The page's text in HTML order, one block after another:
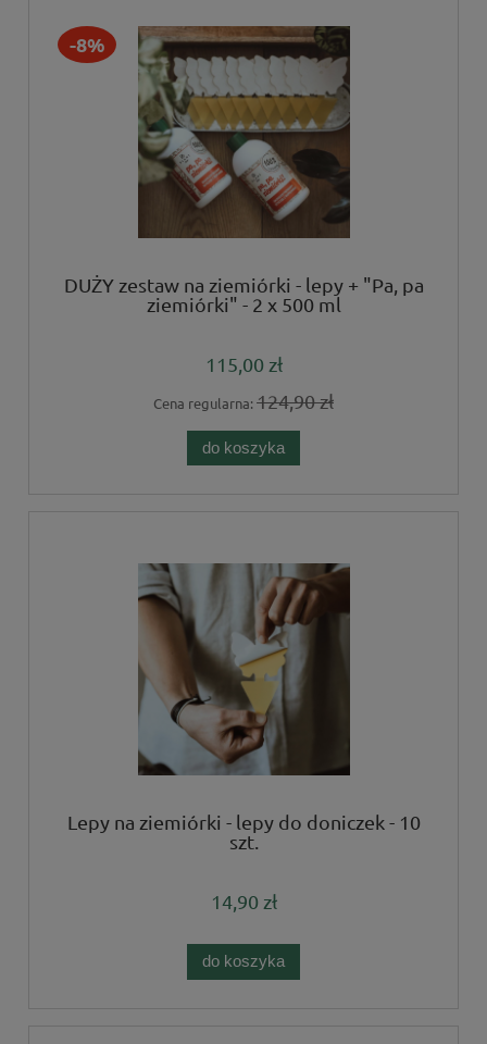
-8%
DUŻY zestaw na ziemiórki - lepy + "Pa, pa
ziemiórki" - 2 x 500 ml
115,00 zł
Cena regularna: 124,90 zł
do koszyka
Lepy na ziemiórki - lepy do doniczek - 10
szt.
14,90 zł
do koszyka